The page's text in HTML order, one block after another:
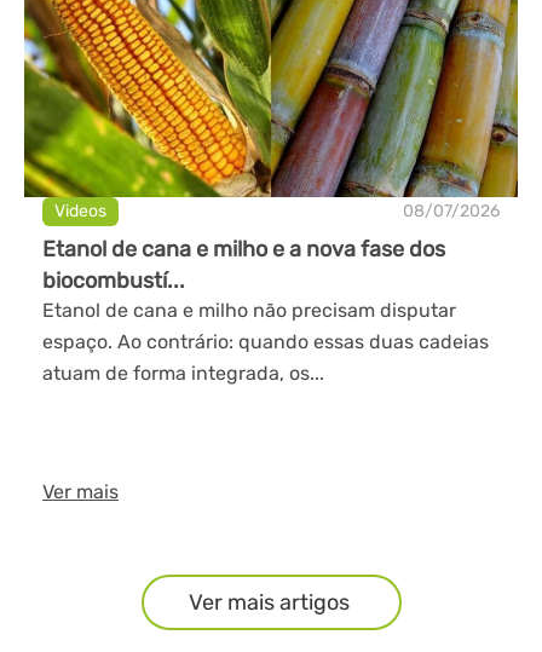
Videos 08/07/2026
Etanol de cana e milho e a nova fase dos
biocombustí...
Etanol de cana e milho não precisam disputar
espaço. Ao contrário: quando essas duas cadeias
atuam de forma integrada, os...
Ver mais
Ver mais artigos